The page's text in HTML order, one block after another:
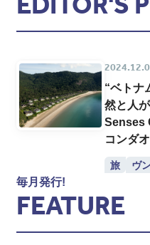
“ベトナ
然と人
Senses
コンダオ
旅 ヴ
毎月発行!
FEATURE